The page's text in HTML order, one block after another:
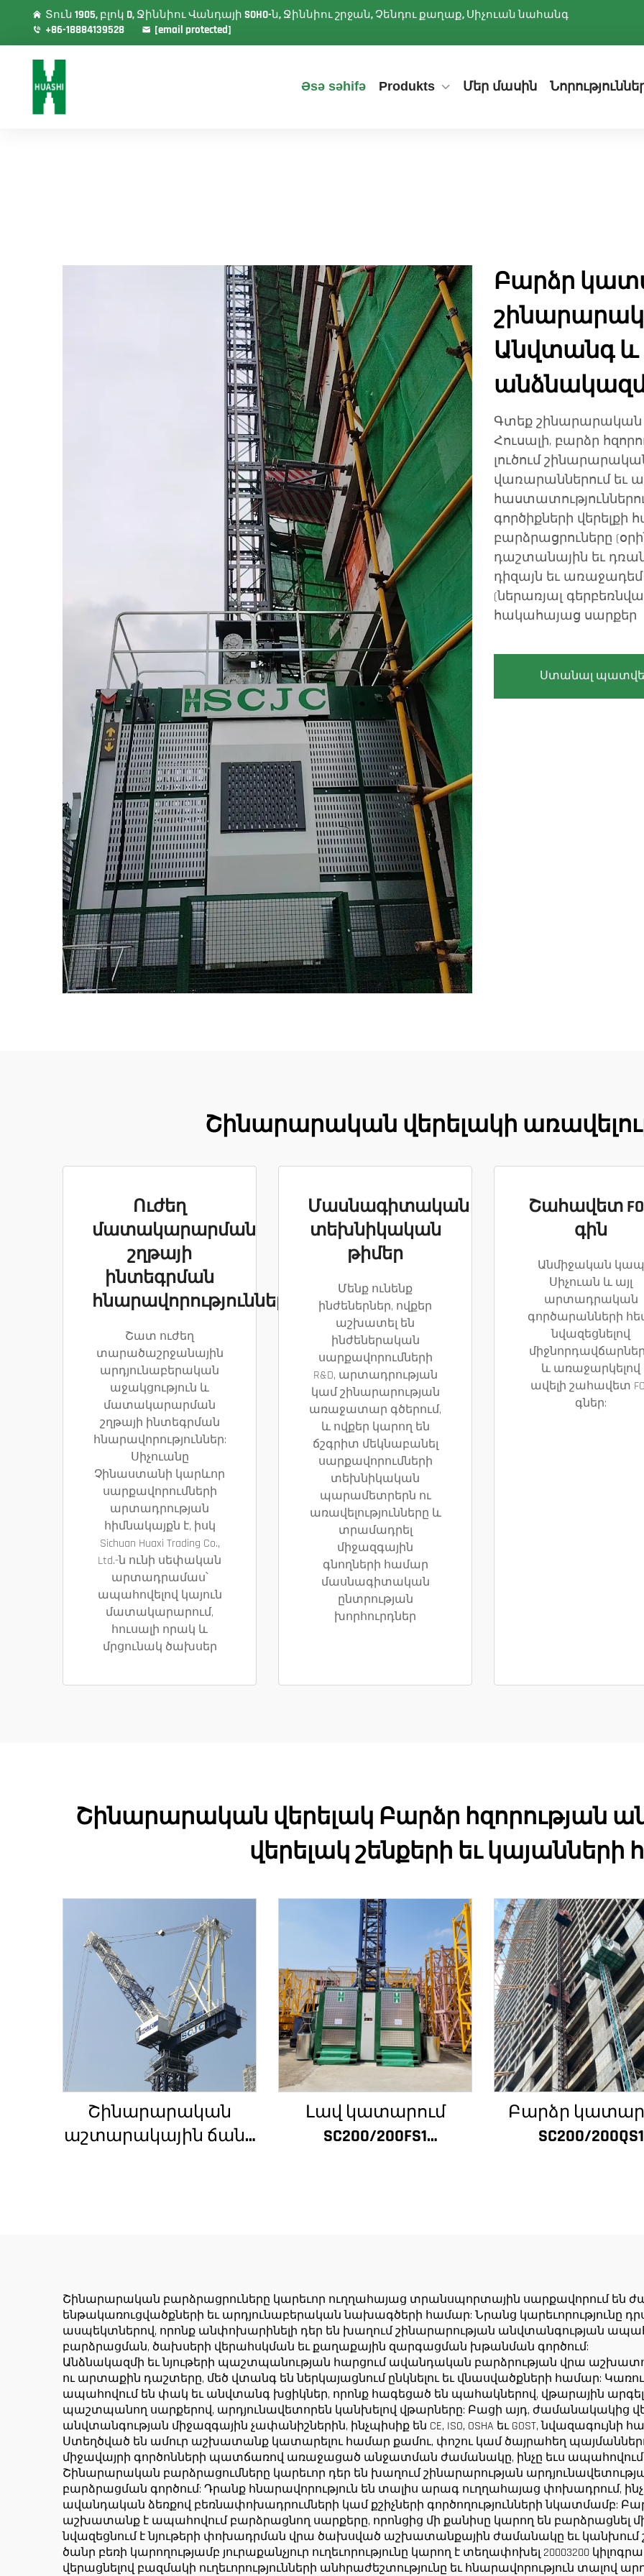
Տուն 1905, բլոկ D, Ջիննիու Վանդայի SOHO-ն, Ջիննիու շրջան, Չենդու քաղաք, Սիչուան նահանգ
+86-18884139528
[email protected]
Əsə səhifə Produkts Մեր մասին
Բարձր
Անվտանգ և
Գտեք շինարարական
Հուսալի, բարձր
լուծում
վառարաններում եւ
գործիքների
բարձրացրուները
դաշտանային եւ
դիզայն եւ
(ներառյալ
հակահայաց սարքեր
Ստանալ
Շինարարական վերելակի
Ուժեղ
մատակարարման
շղթայի
ինտեգրման
հնարավորություններ
Շատ ուժեղ
տարածաշրջանային
արդյունաբերական
աջակցություն և
մատակարարման
շղթայի ինտեգրման
հնարավորություններ:
Սիչուանը
Չինաստանի կարևոր
սարքավորումների
արտադրության
հիմնակայքն է, իսկ
Sichuan Huaxi Trading Co.,
Ltd.-ն ունի սեփական
արտադրամաս՝
ապահովելով կայուն
մատակարարում,
հուսալի որակ և
մրցունակ ծախսեր
Մասնագիտական
տեխնիկական
թիմեր
Մենք ունենք
ինժեներներ, ովքեր
աշխատել են
ինժեներական
սարքավորումների
R&D, արտադրության
կամ շինարարության
առաջատար գծերում,
և ովքեր կարող են
ճշգրիտ մեկնաբանել
սարքավորումների
տեխնիկական
պարամետրերն ու
առավելությունները և
տրամադրել
միջազգային
գնողների համար
մասնագիտական
ընտրության
խորհուրդներ
Շահավետ
գին
Անմիջական կապ
Սիչուան և այլ
արտադրական
գործարանների
նվազեցնելով
և առաջարկելով
ավելի շահավետ
գներ:
Շինարարական վերելակ Բարձր հզորության
վերելակ շենքերի եւ
Շինարարական
աշտարակային ճանկ
աստիճանավոր
ստորին մաս
Լավ կատարում
SC200/200FS1
Բարձր
SC200/200QS1
Շինարարական բարձրացրուները կարեւոր ուղղահայաց տրանսպորտային սարքավորում են
ենթակառուցվածքների եւ արդյունաբերական նախագծերի համար: Նրանց կարեւորությունը
ասպեկտներով, որոնք անփոխարինելի դեր են խաղում շինարարության անվտանգության
բարձրացման, ծախսերի վերահսկման եւ քաղաքային զարգացման խթանման գործում:
Անձնակազմի եւ նյութերի պաշտպանության հարցում ավանդական բարձրության վրա
ու արտաքին դաշտերը, մեծ վտանգ են ներկայացնում ընկնելու եւ վնասվածքների համար:
ապահովում են փակ եւ անվտանգ խցիկներ, որոնք հագեցած են պահակներով, վթարային
պաշտպանող սարքերով, արդյունավետորեն կանխելով վթարները: Բացի այդ, ժամանակակից
անվտանգության միջազգային չափանիշներին, ինչպիսիք են CE, ISO, OSHA եւ GOST,
Ստեղծված են ամուր աշխատանք կատարելու համար քամու, փոշու կամ ծայրահեղ
միջավայրի գործոնների պատճառով առաջացած անջատման ժամանակը, ինչը եւս
Շինարարական բարձրացումները կարեւոր դեր են խաղում շինարարության
բարձրացման գործում: Դրանք հնարավորություն են տալիս արագ ուղղահայաց փոխադրում,
ավանդական ձեռքով բեռնափոխադրումների կամ քշիչների գործողությունների նկատմամբ:
աշխատանք է ապահովում բարձրացնող սարքերը, որոնցից մի քանիսը կարող են բարձրացնել
նվազեցնում է նյութերի փոխադրման վրա ծախսված աշխատանքային ժամանակը եւ կանխում
ծանր բեռի կարողությամբ յուրաքանչյուր ուղեւորությունը կարող է տեղափոխել 20003200
վերացնելով բազմակի ուղեւորությունների անհրաժեշտությունը եւ հնարավորություն տալով